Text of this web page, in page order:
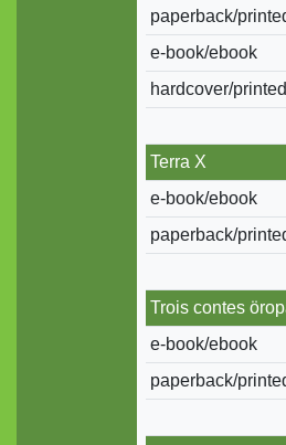
paperback/
e-book/ebook
hardcover/
Terra X
e-book/ebook
paperback/
Trois contes
e-book/ebook
paperback/